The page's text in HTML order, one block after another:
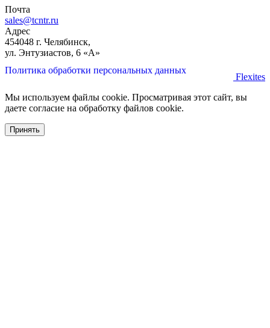
Почта
sales@tcntr.ru
Адрес
454048 г. Челябинск,
ул. Энтузиастов, 6 «А»
Политика обработки персональных данных
Flexites
Мы используем файлы cookie. Просматривая этот сайт, вы
даете согласие на обработку файлов cookie.
Принять